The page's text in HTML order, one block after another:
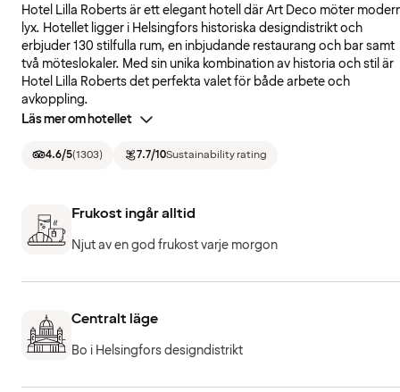
Hotel Lilla Roberts är ett elegant hotell där Art Deco möter
lyx. Hotellet ligger i Helsingfors historiska designdistrikt och
erbjuder 130 stilfulla rum, en inbjudande restaurang och bar samt
två möteslokaler. Med sin unika kombination av historia och stil är
Hotel Lilla Roberts det perfekta valet för både arbete och
avkoppling.
Läs mer om hotellet
4.6/5(1303) 7.7/10Sustainability rating
Frukost ingår alltid
Njut av en god frukost varje morgon
Centralt läge
Bo i Helsingfors designdistrikt